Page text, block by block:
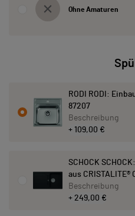
Ohne Amaturen
RODI RODI:
87207
+ 109,00 €
Beschreibung
SCHOCK
aus CRISTALITE®
+ 249,00 €
Beschreibung